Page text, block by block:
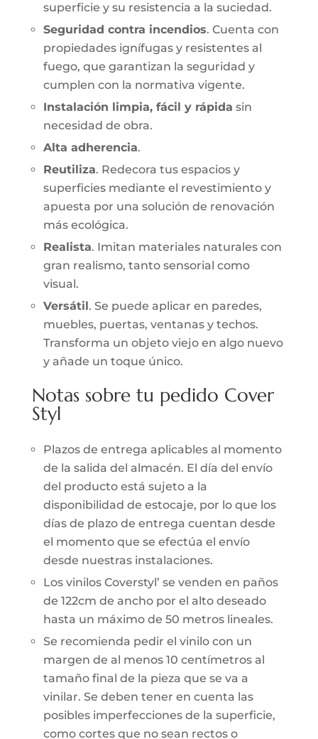
superficie y su resistencia a la suciedad.
Seguridad contra incendios. Cuenta con
propiedades ignífugas y resistentes al
fuego, que garantizan la seguridad y
cumplen con la normativa vigente.
Instalación limpia, fácil y rápida sin
necesidad de obra.
Alta adherencia.
Reutiliza. Redecora tus espacios y
superficies mediante el revestimiento y
apuesta por una solución de renovación
más ecológica.
Realista. Imitan materiales naturales con
gran realismo, tanto sensorial como
visual.
Versátil . Se puede aplicar en paredes,
muebles, puertas, ventanas y techos.
Transforma un objeto viejo en algo nuevo
y añade un toque único.
Notas sobre tu pedido Cover
Styl
Plazos de entrega aplicables al momento
de la salida del almacén. El día del envío
del producto está sujeto a la
disponibilidad de estocaje, por lo que los
días de plazo de entrega cuentan desde
el momento que se efectúa el envío
desde nuestras instalaciones.
Los vinilos Coverstyl’ se venden en paños
de 122cm de ancho por el alto deseado
hasta un máximo de 50 metros lineales.
Se recomienda pedir el vinilo con un
margen de al menos 10 centímetros al
tamaño final de la pieza que se va a
vinilar. Se deben tener en cuenta las
posibles imperfecciones de la superficie,
como cortes que no sean rectos o